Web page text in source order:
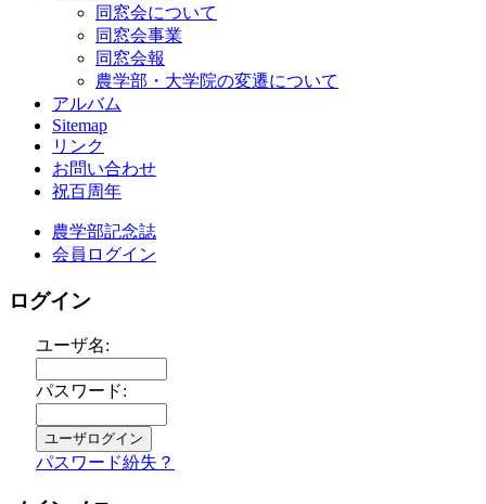
同窓会について
同窓会事業
同窓会報
農学部・大学院の変遷について
アルバム
Sitemap
リンク
お問い合わせ
祝百周年
農学部記念誌
会員ログイン
ログイン
ユーザ名:
パスワード:
パスワード紛失？